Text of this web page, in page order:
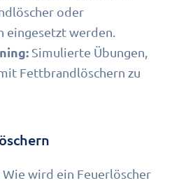
oder
eingesetzt werden.
Simulierte Übungen,
Fettbrandlöschern zu
Wie wird ein Feuerlöscher